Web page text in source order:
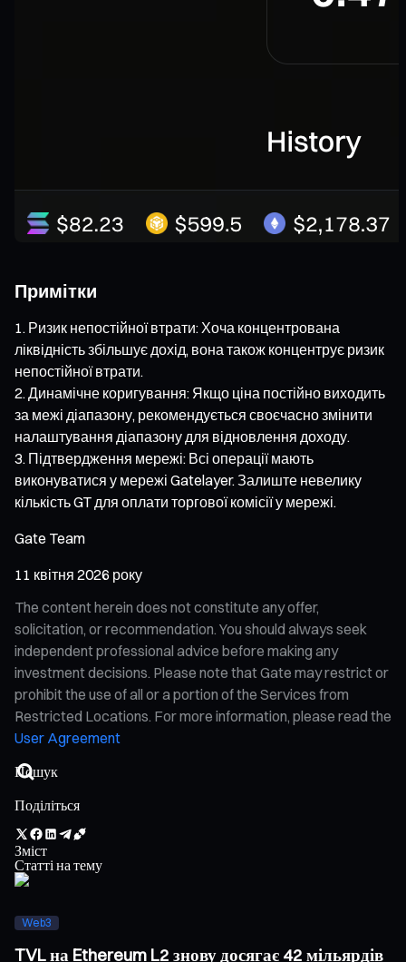
Примітки
Ризик непостійної втрати: Хоча концентрована
ліквідність збільшує дохід, вона також концентрує ризик
непостійної втрати.
Динамічне коригування: Якщо ціна постійно виходить
за межі діапазону, рекомендується своєчасно змінити
налаштування діапазону для відновлення доходу.
Підтвердження мережі: Всі операції мають
виконуватися у мережі Gatelayer. Залиште невелику
кількість GT для оплати торгової комісії у мережі.
Gate Team
11 квітня 2026 року
The content herein does not constitute any offer,
solicitation, or recommendation. You should always seek
independent professional advice before making any
investment decisions. Please note that Gate may restrict or
prohibit the use of all or a portion of the Services from
Restricted Locations. For more information, please read the
User Agreement
Поділіться
Зміст
Статті на тему
Web3
TVL на Ethereum L2 знову досягає 42 мільярдів